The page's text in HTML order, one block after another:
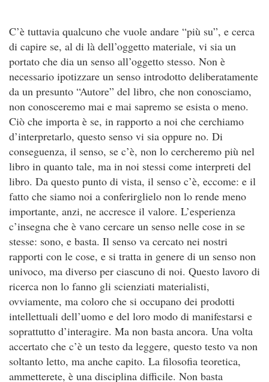
C’è tuttavia qualcuno che vuole andare “più su”, e cerca
di capire se, al di là dell’oggetto materiale, vi sia un
portato che dia un senso all’oggetto stesso. Non è
necessario ipotizzare un senso introdotto deliberatamente
da un presunto “Autore” del libro, che non conosciamo,
non conosceremo mai e mai sapremo se esista o meno.
Ciò che importa è se, in rapporto a noi che cerchiamo
d’interpretarlo, questo senso vi sia oppure no. Di
conseguenza, il senso, se c’è, non lo cercheremo più nel
libro in quanto tale, ma in noi stessi come interpreti del
libro. Da questo punto di vista, il senso c’è, eccome: e il
fatto che siamo noi a conferirglielo non lo rende meno
importante, anzi, ne accresce il valore. L’esperienza
c’insegna che è vano cercare un senso nelle cose in se
stesse: sono, e basta. Il senso va cercato nei nostri
rapporti con le cose, e si tratta in genere di un senso non
univoco, ma diverso per ciascuno di noi. Questo lavoro di
ricerca non lo fanno gli scienziati materialisti,
ovviamente, ma coloro che si occupano dei prodotti
intellettuali dell’uomo e del loro modo di manifestarsi e
soprattutto d’interagire. Ma non basta ancora. Una volta
accertato che c’è un testo da leggere, questo testo va non
soltanto letto, ma anche capito. La filosofia teoretica,
ammetterete, è una disciplina difficile. Non basta